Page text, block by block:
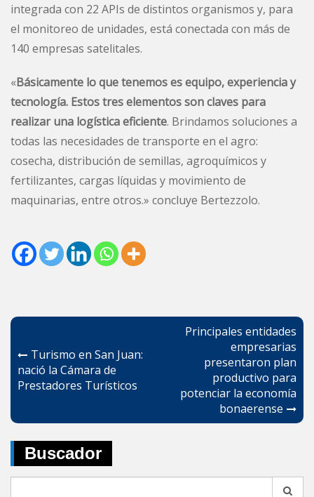
integrada con 22 APIs de distintos organismos y, para
el monitoreo de unidades, está conectada con más de
140 empresas satelitales.
«Básicamente lo que tenemos es equipo, experiencia y
tecnología. Estos tres elementos son claves para
realizar una logística eficiente. Brindamos soluciones a
todas las necesidades de transporte en el agro:
cosecha, distribución de semillas, agroquímicos y
fertilizantes, cargas líquidas y movimiento de
maquinarias, entre otros.» concluye Bertezzolo.
Navegación
de
entradas
Turismo en San Juan:
nació la Cámara de
Prestadores Turísticos
Principales entidades
empresarias
presentaron plan
productivo para
potenciar la economía
bonaerense
Buscador